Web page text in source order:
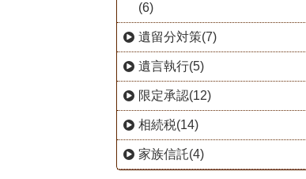
(6)
遺留分対策(7)
遺言執行(5)
限定承認(12)
相続税(14)
家族信託(4)